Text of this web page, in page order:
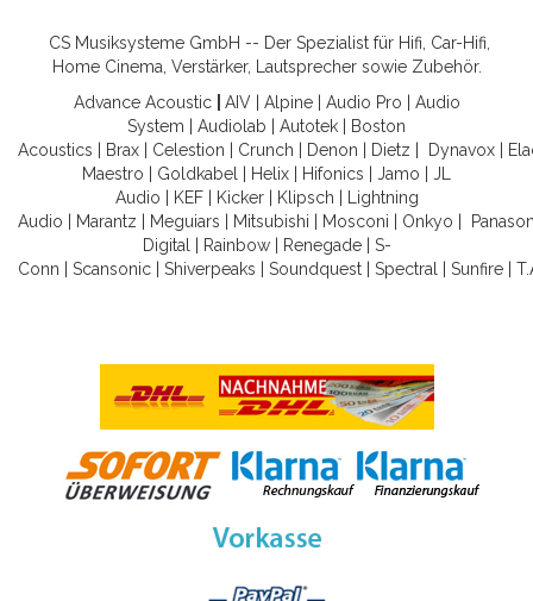
CS Musiksysteme GmbH -- Der Spezialist für Hifi, Car-Hifi,
Home Cinema, Verstärker, Lautsprecher sowie Zubehör.
Advance Acoustic
AIV| Alpine| Audio Pro
Audio
System
Audiolab Autotek
Boston
Acoustics
Brax Celestion Crunch Denon Dietz Dynavox
Maestro
Goldkabel Helix Hifonics Jamo
JL
Audio
KEF| Kicker| Klipsch
Lightning
Audio
Marantz Meguiars Mitsubishi Mosconi Onkyo
Digital
Rainbow| Renegade| S-
Conn
Scansonic Shiverpeaks Soundquest Spectral Sunfire